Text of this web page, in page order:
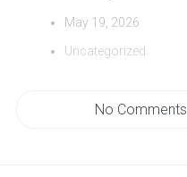
May 19, 2026
Uncategorized
No Comments